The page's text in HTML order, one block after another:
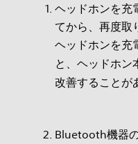
ヘッドホンを充
てから、再度取
ヘッドホンを充
と、ヘッドホン
改善することが
Bluetooth機器